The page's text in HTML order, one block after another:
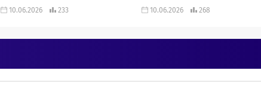
Boğazlar Sözleşmesine Göre
10.06.2026 233
ettiğimiz cepheleri gösteren
BANKASI...
10.06.2026 268